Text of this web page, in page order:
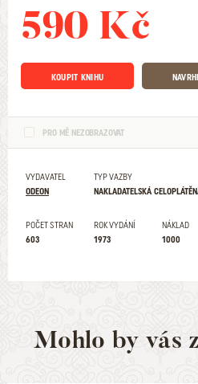
590 Kč
KOUPIT KNIHU
PRO MĚ NEZOBRAZOVAT
VYDAVATEL
ODEON
TYP VAZBY
NAKLADATELSKÁ
POČET STRAN
603
ROK VYDÁNÍ
1973
NÁKLAD
1000
Mohlo by vás